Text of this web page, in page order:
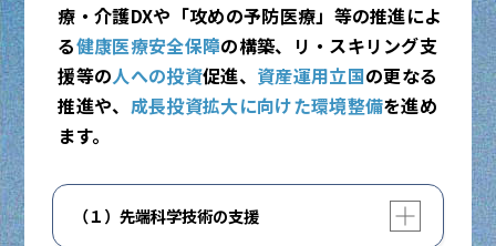
療・介護DXや「攻めの予防医療」等の推進によ
る健康医療安全保障の構築、リ・スキリング支
援等の人への投資促進、 資産運用立国の更なる
推進や、 成長投資拡大に向けた環境整備を進め
ます。
（１）先端科学技術の支援